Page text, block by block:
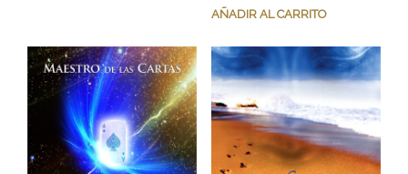
AÑADIR AL CARRITO